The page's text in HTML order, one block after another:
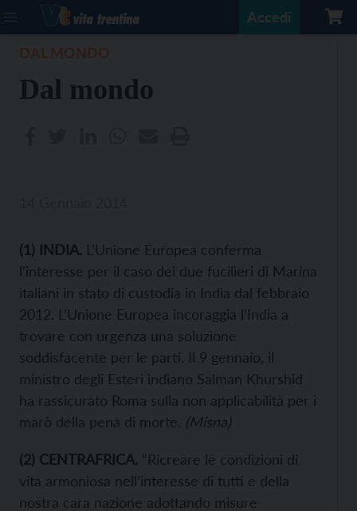
Accedi
Dal mondo
(1) INDIA. L’Unione Europea conferma
l’interesse per il caso dei due fucilieri di Marina
italiani in stato di custodia in India dal febbraio
2012. L’Unione Europea incoraggia l’India a
trovare con urgenza una soluzione
soddisfacente per le parti. Il 9 gennaio, il
ministro degli Esteri indiano Salman Khurshid
ha rassicurato Roma sulla non applicabilità per i
marò della pena di morte. (Misna)
(2) CENTRAFRICA. “Ricreare le condizioni di
vita armoniosa nell’interesse di tutti e della
nostra cara nazione adottando misure